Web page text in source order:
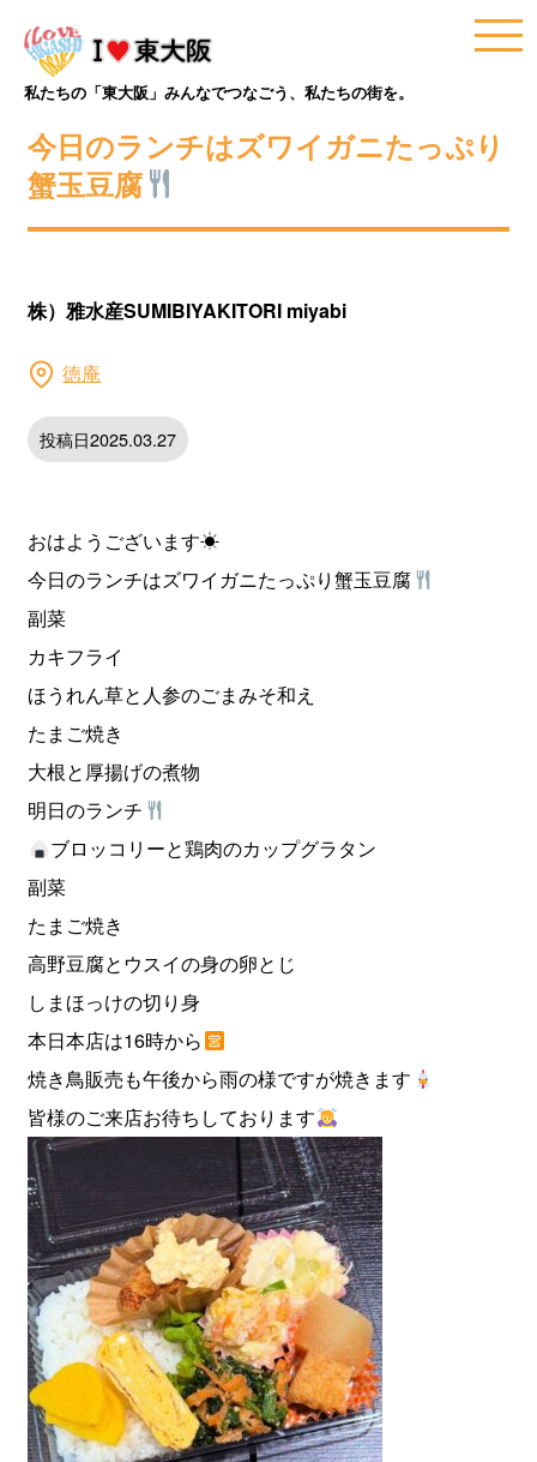
私たちの「東大阪」みんなでつなごう、私たちの街を。
今日のランチはズワイガニたっぷり
蟹玉豆腐
株）雅水産SUMIBIYAKITORI miyabi
徳庵
投稿日2025.03.27
おはようございます☀
今日のランチはズワイガニたっぷり蟹玉豆腐
副菜
カキフライ
ほうれん草と人参のごまみそ和え
たまご焼き
大根と厚揚げの煮物
明日のランチ
ブロッコリーと鶏肉のカップグラタン
副菜
たまご焼き
高野豆腐とウスイの身の卵とじ
しまほっけの切り身
本日本店は16時から
焼き鳥販売も午後から雨の様ですが焼きます
皆様のご来店お待ちしております